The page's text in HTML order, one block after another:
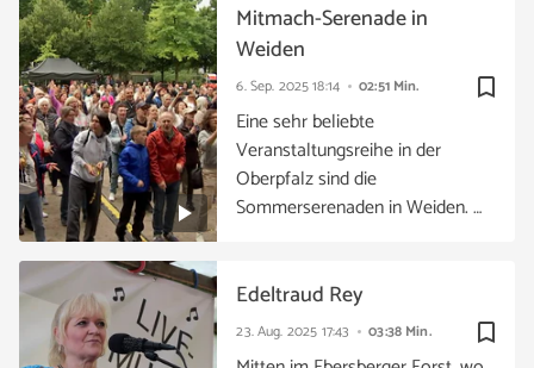
bookmark_border
6. Sep. 202518:14 02:51 Min.
Mitmach-Serenade in
Weiden
Eine sehr beliebte
Veranstaltungsreihe in der
Oberpfalz sind die
Sommerserenaden in Weiden. …
bookmark_border
23. Aug. 2025 17:43 03:38 Min.
Edeltraud Rey